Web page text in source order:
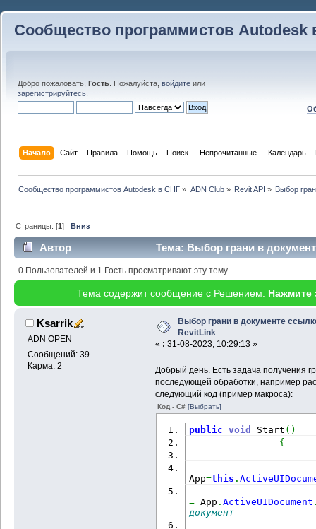
Сообщество программистов Autodesk
Добро пожаловать, Гость . Пожалуйста, войдите или
зарегистрируйтесь
Начало Сайт Правила Помощь Поиск Непрочитанные Календарь
Сообщество программистов Autodesk в СНГ » ADN Club» Revit API » Выбор
Страницы: [1]Вниз
Автор
Тема: Выбор грани в
раз)
0 Пользователей и 1 Гость просматривают эту тему.
Тема содержит сообщение с Решением. Нажмите
Ksarrik
ADN OPEN
Сообщений: 39
Карма: 2
Выбор грани в документе
RevitLink
« : 31-08-2023, 10:29:13 »
Добрый день. Есть задача получения
последующей обработки, например
следующий код (пример макроса):
Код - C# [Выбрать]
public void Start ( )
{
App=this .
= App .ActiveUIDocument